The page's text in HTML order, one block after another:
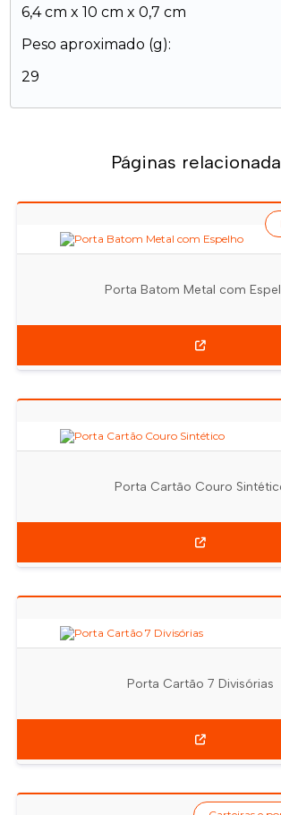
6,4 cm x 10 cm x 0,7 cm
Peso aproximado (g):
29
Páginas
Porta Batom Metal com
Porta Cartão Couro
Porta Cartão 7 Divisórias